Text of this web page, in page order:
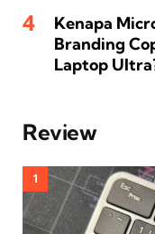
Kenapa
Branding
Laptop
Review